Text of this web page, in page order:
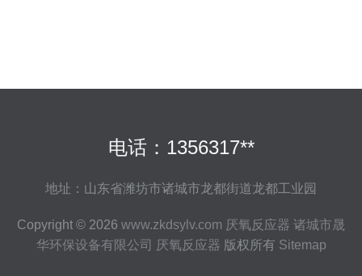
电话：1356317**
地址：山东省潍坊市诸城市龙都街道龙都工业园
Copyright © 2026 www.zkdsylv.com 厌氧反应器 诸城市晟
华环保设备有限公司 厌氧反应器 版权所有 Sitemap